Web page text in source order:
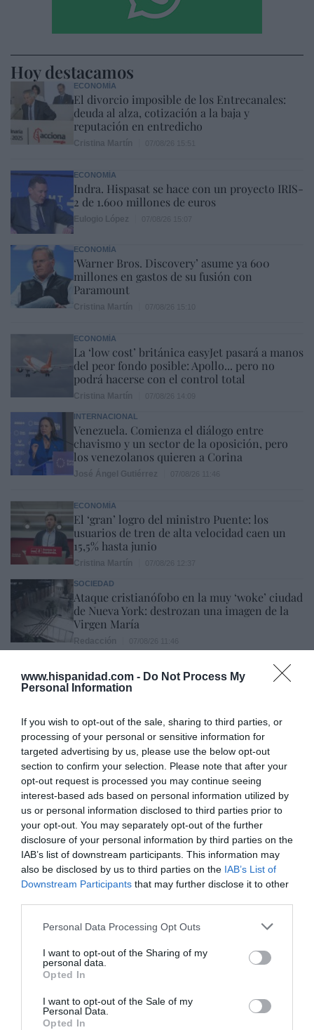
www.hispanidad.com - Do Not Process My
Personal Information
If you wish to opt-out of the sale, sharing to third parties, or
processing of your personal or sensitive information for
targeted advertising by us, please use the below opt-out
section to confirm your selection. Please note that after your
opt-out request is processed you may continue seeing
interest-based ads based on personal information utilized by
us or personal information disclosed to third parties prior to
your opt-out. You may separately opt-out of the further
disclosure of your personal information by third parties on the
IAB’s list of downstream participants. This information may
also be disclosed by us to third parties on the IAB’s List of
Downstream Participants that may further disclose it to other
Personal Data Processing Opt Outs
I want to opt-out of the Sharing of my
personal data.
Opted In
I want to opt-out of the Sale of my
Personal Data.
Opted In
Hoy destacamos
ECONOMÍA
El divorcio imposible de los Entrecanales:
deuda al alza, cotización a la baja y
reputación en entredicho
ECONOMÍA
Indra. Hispasat se hace con un proyecto IRIS-
2 de 1.600 millones de euros
ECONOMÍA
‘Warner Bros. Discovery’ asume ya 600
millones en gastos de su fusión con
Paramount
ECONOMÍA
La ‘low cost’ británica easyJet pasará a manos
del peor fondo posible: Apollo... pero no
podrá hacerse con el control total
INTERNACIONAL
Venezuela. Comienza el diálogo entre
chavismo y un sector de la oposición, pero
los venezolanos quieren a Corina
ECONOMÍA
El ‘gran’ logro del ministro Puente: los
usuarios de tren de alta velocidad caen un
15,5% hasta junio
SOCIEDAD
Ataque cristianófobo en la muy ‘woke’ ciudad
de Nueva York: destrozan una imagen de la
Virgen María
Marcelo Gullo: “El trabajo de desmitificar la
historia, de poner la verdadera, de
desmontar la falsificación, es un trabajo
cristiano"
por Hispanidad
Artículos anteriores
DIARIO DE LA CORRUPCIÓN SANCHISTA
Diario de la corrupción sanchista. Hazte
Oír se manifiesta delante de La Mareta:
“Pedro Sánchez es un criminal”
Enormes minucias
por Eulogio López